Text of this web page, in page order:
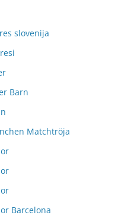
slovenija
Barn
Matchtröja
Barcelona